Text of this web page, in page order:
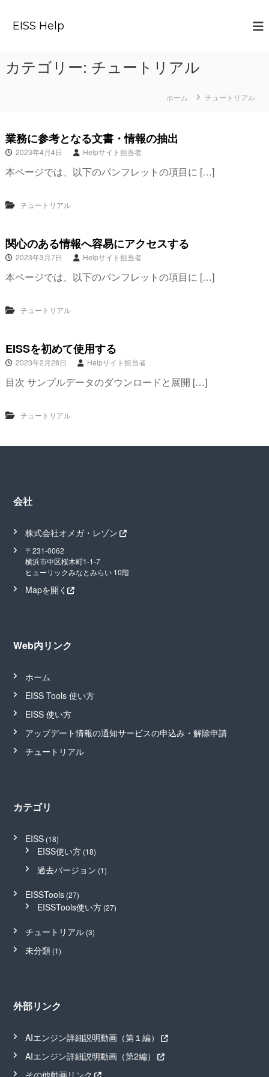
ツ
プ
EISS Help
カテゴリー: チュートリアル
ホーム チュートリアル
業務に参考となる文書・情報の抽出
2023年4月4日 Helpサイト担当者
本ページでは、以下のパンフレットの項目に […]
チュートリアル
関心のある情報へ容易にアクセスする
2023年3月7日 Helpサイト担当者
本ページでは、以下のパンフレットの項目に […]
チュートリアル
EISSを初めて使用する
2023年2月28日 Helpサイト担当者
目次 サンプルデータのダウンロードと展開 […]
チュートリアル
会社
株式会社オメガ・レゾン
〒231-0062
横浜市中区桜木町1-1-7
ヒューリックみなとみらい 10階
Mapを開く
Web内リンク
ホーム
EISS Tools 使い方
EISS 使い方
アップデート情報の通知サービスの申込み・解除申請
チュートリアル
カテゴリ
EISS(18)
EISS使い方(18)
過去バージョン (1)
EISSTools(27)
EISSTools使い方(27)
チュートリアル(3)
未分類(1)
外部リンク
AIエンジン詳細説明動画（第１編）
AIエンジン詳細説明動画（第2編）
その他動画リンク